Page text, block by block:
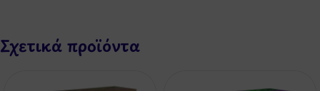
Σχετικά προϊόντα